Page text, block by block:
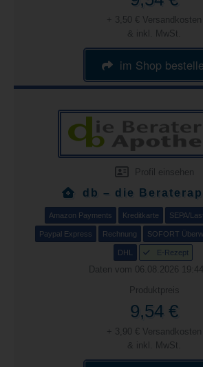
+ 3,50 € Versandkosten
& inkl. MwSt.
im Shop
Profil einsehen
db – die
Amazon Payments Kreditkarte SEPA/
Paypal Express Rechnung SOFORT
DHL E-Rezept
Daten vom 06.08.2026
Produktpreis
9,54 €
+ 3,90 € Versandkosten
& inkl. MwSt.